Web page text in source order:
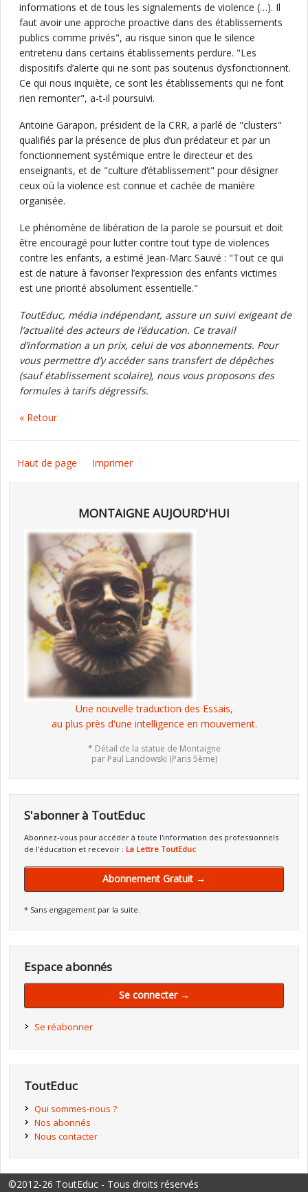
informations et de tous les signalements de violence (…). Il
faut avoir une approche proactive dans des établissements
publics comme privés", au risque sinon que le silence
entretenu dans certains établissements perdure. "Les
dispositifs d’alerte qui ne sont pas soutenus dysfonctionnent.
Ce qui nous inquiète, ce sont les établissements qui ne font
rien remonter", a-t-il poursuivi.
Antoine Garapon, président de la CRR, a parlé de "clusters"
qualifiés par la présence de plus d’un prédateur et par un
fonctionnement systémique entre le directeur et des
enseignants, et de "culture d’établissement" pour désigner
ceux où la violence est connue et cachée de manière
organisée.
Le phénomène de libération de la parole se poursuit et doit
être encouragé pour lutter contre tout type de violences
contre les enfants, a estimé Jean-Marc Sauvé : "Tout ce qui
est de nature à favoriser l’expression des enfants victimes
est une priorité absolument essentielle."
ToutEduc, média indépendant, assure un suivi exigeant de
l’actualité des acteurs de l’éducation. Ce travail
d’information a un prix, celui de vos abonnements. Pour
vous permettre d’y accéder sans transfert de dépêches
(sauf établissement scolaire), nous vous proposons des
formules à tarifs dégressifs.
« Retour
Haut de page Imprimer
MONTAIGNE AUJOURD'HUI
Une nouvelle traduction des Essais,
au plus près d'une intelligence en mouvement.
* Détail de la statue de Montaigne
par Paul Landowski (Paris 5ème)
S'abonner à ToutEduc
Abonnez-vous pour accéder à toute l'information des professionnels
de l'éducation et recevoir : La Lettre ToutEduc
Abonnement Gratuit →
* Sans engagement par la suite.
Espace abonnés
Se connecter →
Se réabonner
ToutEduc
Qui sommes-nous ?
Nos abonnés
Nous contacter
©2012-26 ToutEduc - Tous droits réservés